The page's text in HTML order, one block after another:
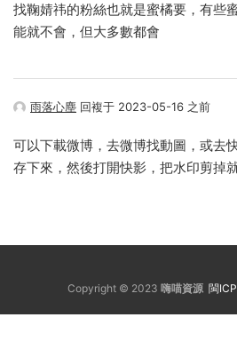
找鞠婧祎的粉絲也就是蜜橘要，有些
能就不會，但大多數都會
雨落心塵 回複于 2023-05-16 之前
可以下載微博，去微博找動圖，或去
存下來，然後打開快影，把水印剪掉
Copyright © 2023 嗨喵資源 閩